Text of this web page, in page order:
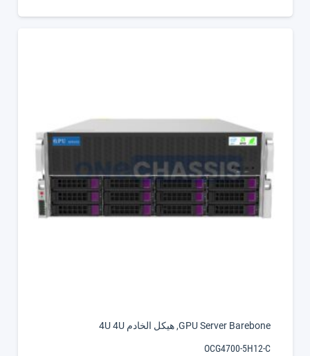
GPU Server Barebone
,هيكل الخادم 4U 4U
OCG4700-5H12-C